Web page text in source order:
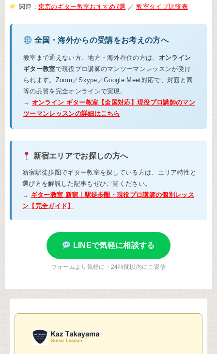
関連： 東京のギター教室おすすめ7選 ／教室タイプ比較表
全国・海外からの受講をお考えの方へ
教室まで通えない方、地方・海外在住の方は、 オンライン
ギター教室で現役プロ講師のマンツーマンレッスンが受け
られます。Zoom／Skype／Google Meet対応で、対面と同
等の品質を完全オンラインで実現。
→ オンライン ギター教室【全国対応】現役プロ講師のマン
ツーマンレッスンの詳細はこちら
新宿エリアでお探しの方へ
新宿駅徒歩圏でギター教室を探している方は、エリア特性と
選び方を解説した記事もぜひご覧ください。
→ ギター教室 新宿｜駅徒歩圏・現役プロ講師の個別レッス
ン【完全ガイド】
LINEで気軽に相談する
フォームより気軽に・24時間以内にご返信